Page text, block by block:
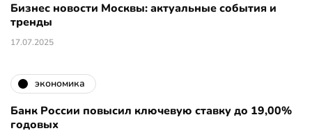
Бизнес новости Москвы: актуальные события и
тренды
17.07.2025
экономика
Банк России повысил ключевую ставку до 19,00%
годовых